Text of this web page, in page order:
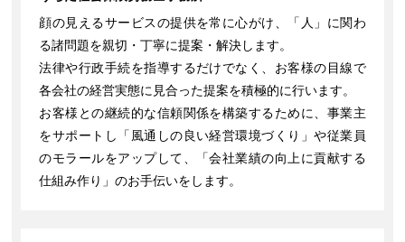
顔の見えるサービスの提供を常に心がけ、「人」に関わ
る諸問題を親切・丁寧に提案・解決します。
法律や行政手続を指導するだけでなく、お客様の目線で
各会社の経営実態に見合った提案を積極的に行います。
お客様との継続的な信頼関係を構築するために、事業主
をサポートし「風通しの良い経営環境づくり」や従業員
のモラールをアップして、「会社業績の向上に貢献する
仕組み作り」のお手伝いをします。